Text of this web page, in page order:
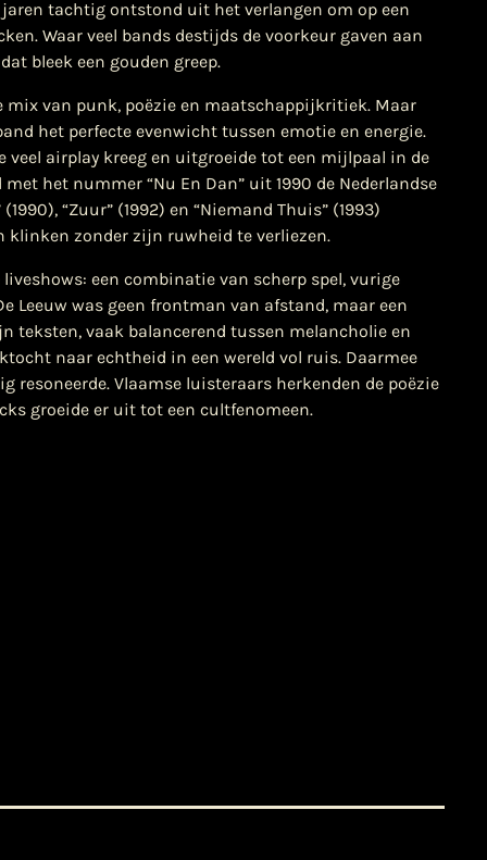
tachtig ontstond uit het verlangen om op een
Waar veel bands destijds de voorkeur gaven aan
bleek een gouden greep.
mix van punk, poëzie en maatschappijkritiek. Maar
het perfecte evenwicht tussen emotie en energie.
airplay kreeg en uitgroeide tot een mijlpaal in de
het nummer “Nu En Dan” uit 1990 de Nederlandse
“Zuur” (1992) en “Niemand Thuis” (1993)
klinken zonder zijn ruwheid te verliezen.
een combinatie van scherp spel, vurige
Leeuw was geen frontman van afstand, maar een
teksten, vaak balancerend tussen melancholie en
naar echtheid in een wereld vol ruis. Daarmee
Vlaamse luisteraars herkenden de poëzie
groeide er uit tot een cultfenomeen.